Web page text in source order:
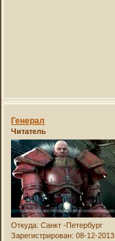
Генерал
Читатель
Откуда: Санкт -Петербург
Зарегистрирован: 08-12-2013